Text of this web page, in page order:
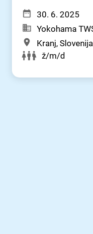
30. 6. 2025
Yokohama
Kranj, Slovenija
ž/m/d